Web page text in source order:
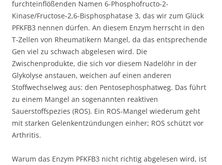
furchteinflößenden Namen 6-Phosphofructo-2-
Kinase/Fructose-2,6-Bisphosphatase 3, das wir zum Glück
PFKFB3 nennen dürfen. An diesem Enzym herrscht in den
T-Zellen von Rheumatikern Mangel, da das entsprechende
Gen viel zu schwach abgelesen wird. Die
Zwischenprodukte, die sich vor diesem Nadelöhr in der
Glykolyse anstauen, weichen auf einen anderen
Stoffwechselweg aus: den Pentosephosphatweg. Das führt
zu einem Mangel an sogenannten reaktiven
Sauerstoffspezies (ROS). Ein ROS-Mangel wiederum geht
mit starken Gelenkentzündungen einher; ROS schützt vor
Arthritis.
Warum das Enzym PFKFB3 nicht richtig abgelesen wird, ist